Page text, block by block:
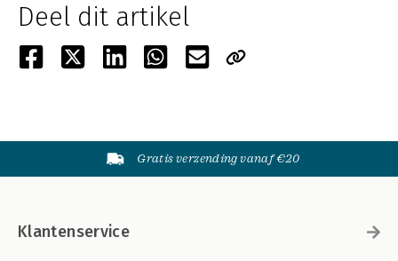
Deel dit artikel
Gratis verzending vanaf €20
Klantenservice